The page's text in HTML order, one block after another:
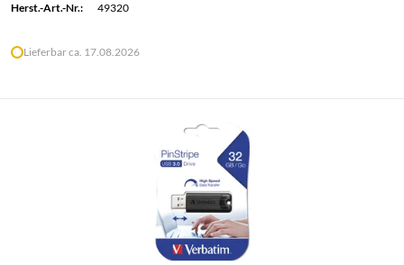
Herst.-Art.-Nr.:
49320
Lieferbar ca. 17.08.2026